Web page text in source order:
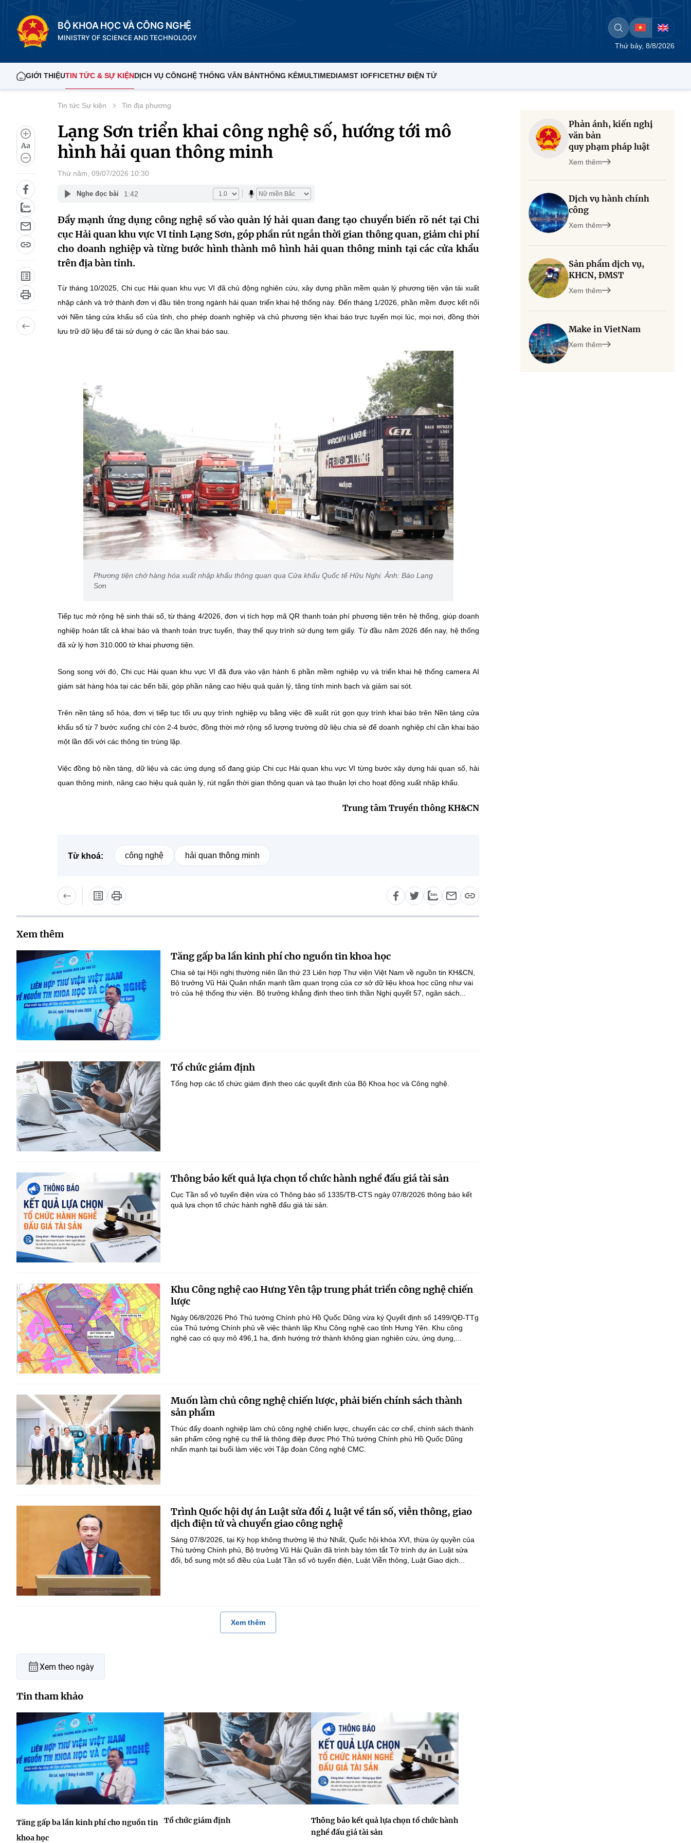
BỘ KHOA HỌC VÀ CÔNG NGHỆ
MINISTRY OF SCIENCE AND TECHNOLOGY
Thứ bảy, 8/8/2026
GIỚI THIỆUTIN TỨC & SỰ KIỆNDỊCH VỤ CÔNGHỆ THỐNG VĂN BẢNTHỐNG KÊMULTIMEDIAMST IOFFICETHƯ ĐIỆN TỬ
Aa
Tin tức Sự kiện Tin địa phương
Lạng Sơn triển khai công nghệ số, hướng tới mô
hình hải quan thông minh
Thứ năm, 09/07/2026 10:30
Nghe đọc bài 1:42
Đẩy mạnh ứng dụng công nghệ số vào quản lý hải quan đang tạo chuyển biến rõ nét tại Chi
cục Hải quan khu vực VI tỉnh Lạng Sơn, góp phần rút ngắn thời gian thông quan, giảm chi phí
cho doanh nghiệp và từng bước hình thành mô hình hải quan thông minh tại các cửa khẩu
trên địa bàn tỉnh.
Từ tháng 10/2025, Chi cục Hải quan khu vực VI đã chủ động nghiên cứu, xây dựng phần mềm quản lý phương tiện vận tải xuất
nhập cảnh và trở thành đơn vị đầu tiên trong ngành hải quan triển khai hệ thống này. Đến tháng 1/2026, phần mềm được kết nối
với Nền tảng cửa khẩu số của tỉnh, cho phép doanh nghiệp và chủ phương tiện khai báo trực tuyến mọi lúc, mọi nơi, đồng thời
lưu trữ dữ liệu để tái sử dụng ở các lần khai báo sau.
Phương tiện chở hàng hóa xuất nhập khẩu thông quan qua Cửa khẩu Quốc tế Hữu Nghị. Ảnh: Báo Lạng
Sơn
Tiếp tục mở rộng hệ sinh thái số, từ tháng 4/2026, đơn vị tích hợp mã QR thanh toán phí phương tiện trên hệ thống, giúp doanh
nghiệp hoàn tất cả khai báo và thanh toán trực tuyến, thay thế quy trình sử dụng tem giấy. Từ đầu năm 2026 đến nay, hệ thống
đã xử lý hơn 310.000 tờ khai phương tiện.
Song song với đó, Chi cục Hải quan khu vực VI đã đưa vào vận hành 6 phần mềm nghiệp vụ và triển khai hệ thống camera AI
giám sát hàng hóa tại các bến bãi, góp phần nâng cao hiệu quả quản lý, tăng tính minh bạch và giảm sai sót.
Trên nền tảng số hóa, đơn vị tiếp tục tối ưu quy trình nghiệp vụ bằng việc đề xuất rút gọn quy trình khai báo trên Nền tảng cửa
khẩu số từ 7 bước xuống chỉ còn 2-4 bước, đồng thời mở rộng số lượng trường dữ liệu chia sẻ để doanh nghiệp chỉ cần khai báo
một lần đối với các thông tin trùng lặp.
Việc đồng bộ nền tảng, dữ liệu và các ứng dụng số đang giúp Chi cục Hải quan khu vực VI từng bước xây dựng hải quan số, hải
quan thông minh, nâng cao hiệu quả quản lý, rút ngắn thời gian thông quan và tạo thuận lợi cho hoạt động xuất nhập khẩu.
Trung tâm Truyền thông KH&CN
Từ khoá: công nghệ hải quan thông minh
Xem thêm
Tăng gấp ba lần kinh phí cho nguồn tin khoa học
Chia sẻ tại Hội nghị thường niên lần thứ 23 Liên hợp Thư viện Việt Nam về nguồn tin KH&CN,
Bộ trưởng Vũ Hải Quân nhấn mạnh tầm quan trọng của cơ sở dữ liệu khoa học cũng như vai
trò của hệ thống thư viện. Bộ trưởng khẳng định theo tinh thần Nghị quyết 57, ngân sách...
Tổ chức giám định
Tổng hợp các tổ chức giám định theo các quyết định của Bộ Khoa học và Công nghệ.
Thông báo kết quả lựa chọn tổ chức hành nghề đấu giá tài sản
Cục Tần số vô tuyến điện vừa có Thông báo số 1335/TB-CTS ngày 07/8/2026 thông báo kết
quả lựa chọn tổ chức hành nghề đấu giá tài sản.
Khu Công nghệ cao Hưng Yên tập trung phát triển công nghệ chiến
lược
Ngày 06/8/2026 Phó Thủ tướng Chính phủ Hồ Quốc Dũng vừa ký Quyết định số 1499/QĐ-TTg
của Thủ tướng Chính phủ về việc thành lập Khu Công nghệ cao tỉnh Hưng Yên. Khu công
nghệ cao có quy mô 496,1 ha, định hướng trở thành không gian nghiên cứu, ứng dụng,...
Muốn làm chủ công nghệ chiến lược, phải biến chính sách thành
sản phẩm
Thúc đẩy doanh nghiệp làm chủ công nghệ chiến lược, chuyển các cơ chế, chính sách thành
sản phẩm công nghệ cụ thể là thông điệp được Phó Thủ tướng Chính phủ Hồ Quốc Dũng
nhấn mạnh tại buổi làm việc với Tập đoàn Công nghệ CMC.
Trình Quốc hội dự án Luật sửa đổi 4 luật về tần số, viễn thông, giao
dịch điện tử và chuyển giao công nghệ
Sáng 07/8/2026, tại Kỳ họp không thường lệ thứ Nhất, Quốc hội khóa XVI, thừa ủy quyền của
Thủ tướng Chính phủ, Bộ trưởng Vũ Hải Quân đã trình bày tóm tắt Tờ trình dự án Luật sửa
đổi, bổ sung một số điều của Luật Tần số vô tuyến điện, Luật Viễn thông, Luật Giao dịch...
Xem thêm
Xem theo ngày
Tin tham khảo
Tăng gấp ba lần kinh phí cho nguồn tin
khoa học
Tổ chức giám định
Thông báo kết quả lựa chọn tổ chức hành
nghề đấu giá tài sản
Phản ánh, kiến nghị
văn bản
quy phạm pháp luật
Xem thêm
Dịch vụ hành chính
công
Xem thêm
Sản phẩm dịch vụ,
KHCN, ĐMST
Xem thêm
Make in VietNam
Xem thêm